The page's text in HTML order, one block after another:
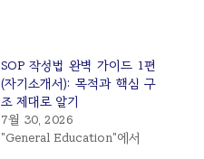
SOP 작성법 완벽 가이드 1편
(자기소개서): 목적과 핵심 구
조 제대로 알기
7월 30, 2026
"General Education"에서